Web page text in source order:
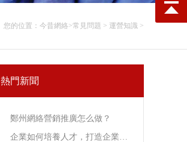
您的位置： 今昔網絡>常見問題 > 運營知識 >
熱門新聞
鄭州網絡營銷推廣怎么做？
企業如何培養人才，打造企業內部人才供應鏈